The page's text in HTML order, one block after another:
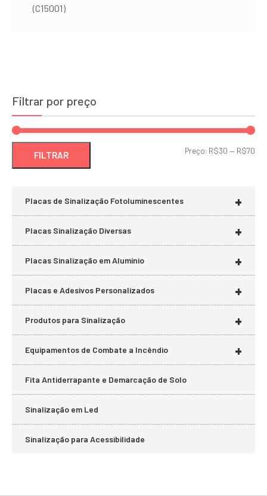
(C15001)
Filtrar por preço
FILTRAR Preço: R$30 — R$70
+
Placas de Sinalização Fotoluminescentes
+
Placas Sinalização Diversas
+
Placas Sinalização em Alumínio
+
Placas e Adesivos Personalizados
+
Produtos para Sinalização
+
Equipamentos de Combate a Incêndio
Fita Antiderrapante e Demarcação de Solo
Sinalização em Led
Sinalização para Acessibilidade